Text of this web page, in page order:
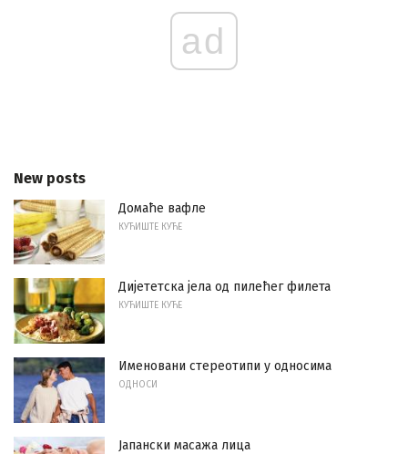
ad
New posts
Домаће вафле
КУЋИШТЕ КУЋЕ
Дијететска јела од пилећег филета
КУЋИШТЕ КУЋЕ
Именовани стереотипи у односима
ОДНОСИ
Јапански масажа лица